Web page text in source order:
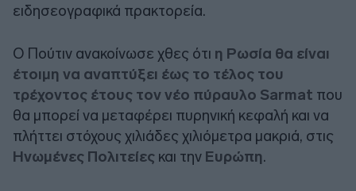
ειδησεογραφικά πρακτορεία.
Ο Πούτιν ανακοίνωσε χθες ότι η Ρωσία θα είναι
έτοιμη να αναπτύξει έως το τέλος του
τρέχοντος έτους τον νέο πύραυλο Sarmat που
θα μπορεί να μεταφέρει πυρηνική κεφαλή και να
πλήττει στόχους χιλιάδες χιλιόμετρα μακριά, στις
Ηνωμένες Πολιτείες και την Ευρώπη.